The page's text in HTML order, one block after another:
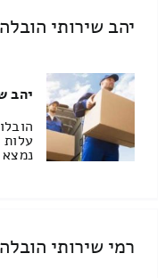
יהב שירותי הובלה
יהב
עלות
רמי שירותי הובלה